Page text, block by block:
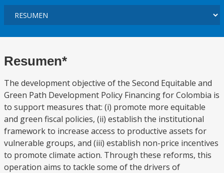
Resumen*
The development objective of the Second Equitable and
Green Path Development Policy Financing for Colombia is
to support measures that: (i) promote more equitable
and green fiscal policies, (ii) establish the institutional
framework to increase access to productive assets for
vulnerable groups, and (iii) establish non-price incentives
to promote climate action. Through these reforms, this
operation aims to tackle some of the drivers of